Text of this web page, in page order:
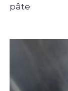
pâte